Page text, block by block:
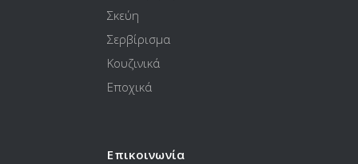
Σκεύη
Σερβίρισμα
Κουζινικά
Εποχικά
Επικοινωνία